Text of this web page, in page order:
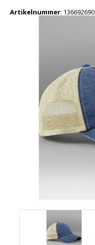
Artikelnummer: 136692690